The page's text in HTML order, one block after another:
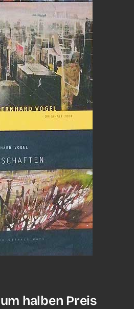
halben Preis